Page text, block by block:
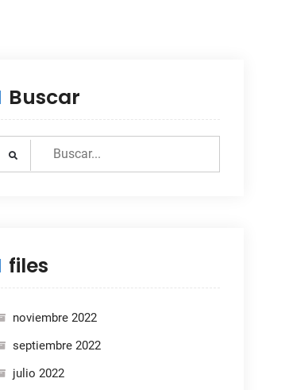
Buscar
files
noviembre 2022
septiembre 2022
julio 2022